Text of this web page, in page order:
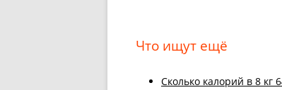
Что ищут ещё
Cколько калорий в 8 кг